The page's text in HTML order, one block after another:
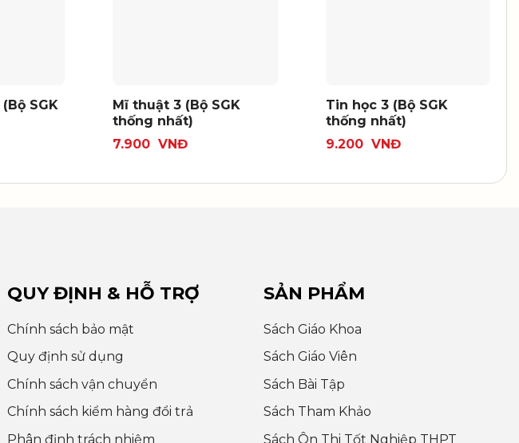
SGK
Mĩ thuật 3 (Bộ SGK
thống nhất)
7.900 VNĐ
Tin học 3 (Bộ SGK
thống nhất)
9.200 VNĐ
QUY ĐỊNH & HỖ TRỢ
Chính sách bảo mật
Quy định sử dụng
Chính sách vận chuyển
Chính sách kiểm hàng đổi trả
Phân định trách nhiệm
SẢN PHẨM
Sách Giáo Khoa
Sách Giáo Viên
Sách Bài Tập
Sách Tham Khảo
Sách Ôn Thi Tốt Nghiệp THPT